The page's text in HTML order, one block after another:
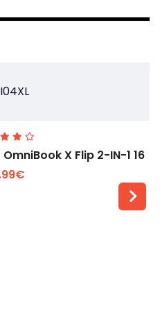
X Flip 2-IN-1 16